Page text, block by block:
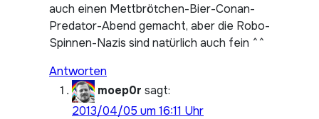
auch einen Mettbrötchen-Bier-Conan-
Predator-Abend gemacht, aber die Robo-
Spinnen-Nazis sind natürlich auch fein ^^
Antworten
moep0r sagt:
2013/04/05 um 16:11 Uhr